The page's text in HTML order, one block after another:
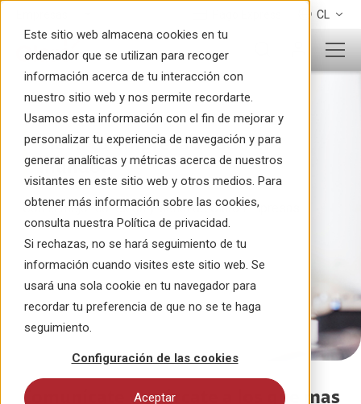
Este sitio web almacena cookies en tu
ordenador que se utilizan para recoger
información acerca de tu interacción con
nuestro sitio web y nos permite recordarte.
Usamos esta información con el fin de mejorar y
personalizar tu experiencia de navegación y para
generar analíticas y métricas acerca de nuestros
visitantes en este sitio web y otros medios. Para
obtener más información sobre las cookies,
consulta nuestra Política de privacidad.
Si rechazas, no se hará seguimiento de tu
información cuando visites este sitio web. Se
usará una sola cookie en tu navegador para
recordar tu preferencia de que no se te haga
seguimiento.
Configuración de las cookies
Aceptar
CL
Lleva tu empresa a todo el
mundo.
Con la mejor conexión y señal de Claro Empresas
Comunícate y acércate a los que mas